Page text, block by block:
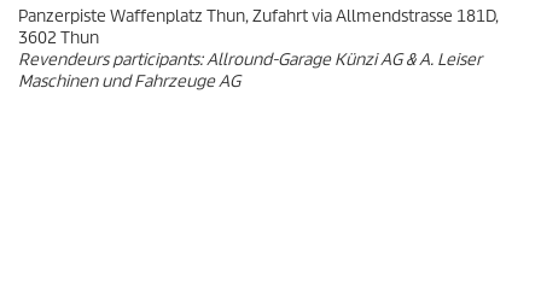
Panzerpiste Waffenplatz Thun, Zufahrt via Allmendstrasse 181D,
3602 Thun
Revendeurs participants: Allround-Garage Künzi AG & A. Leiser
Maschinen und Fahrzeuge AG